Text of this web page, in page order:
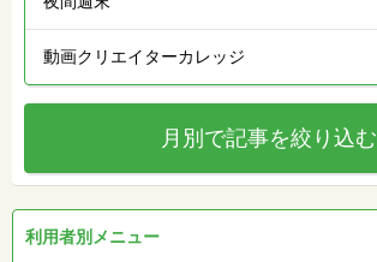
動画クリエイターカレッジ
月別で記事を絞り込む
利用者別メニュー